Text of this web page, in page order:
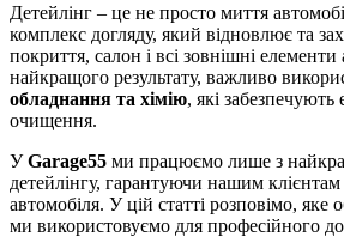
Детейлінг – це не просто миття
комплекс догляду, який відновлює та
покриття, салон і всі зовнішні
найкращого результату, важливо
обладнання та хімію, які
очищення.
УGarage55 ми працюємо лише з
детейлінгу, гарантуючи нашим клієнтам
автомобіля. У цій статті розповімо, яке
ми використовуємо для професійного